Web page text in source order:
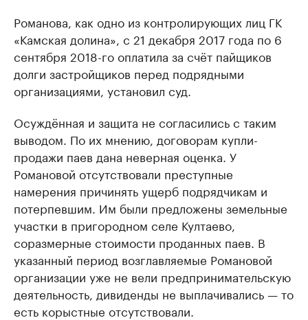
Романова, как одно из контролирующих лиц ГК
«Камская долина», с 21 декабря 2017 года по 6
сентября 2018-го оплатила за счёт пайщиков
долги застройщиков перед подрядными
организациями, установил суд.
Осуждённая и защита не согласились с таким
выводом. По их мнению, договорам купли-
продажи паев дана неверная оценка. У
Романовой отсутствовали преступные
намерения причинять ущерб подрядчикам и
потерпевшим. Им были предложены земельные
участки в пригородном селе Култаево,
соразмерные стоимости проданных паев. В
указанный период возглавляемые Романовой
организации уже не вели предпринимательскую
деятельность, дивиденды не выплачивались — то
есть корыстные отсутствовали.